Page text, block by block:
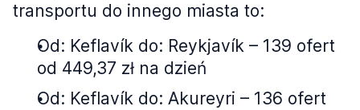
transportu do innego miasta to:
Od: Keflavík do: Reykjavík – 139 ofert
od 449,37 zł na dzień
Od: Keflavík do: Akureyri – 136 ofert